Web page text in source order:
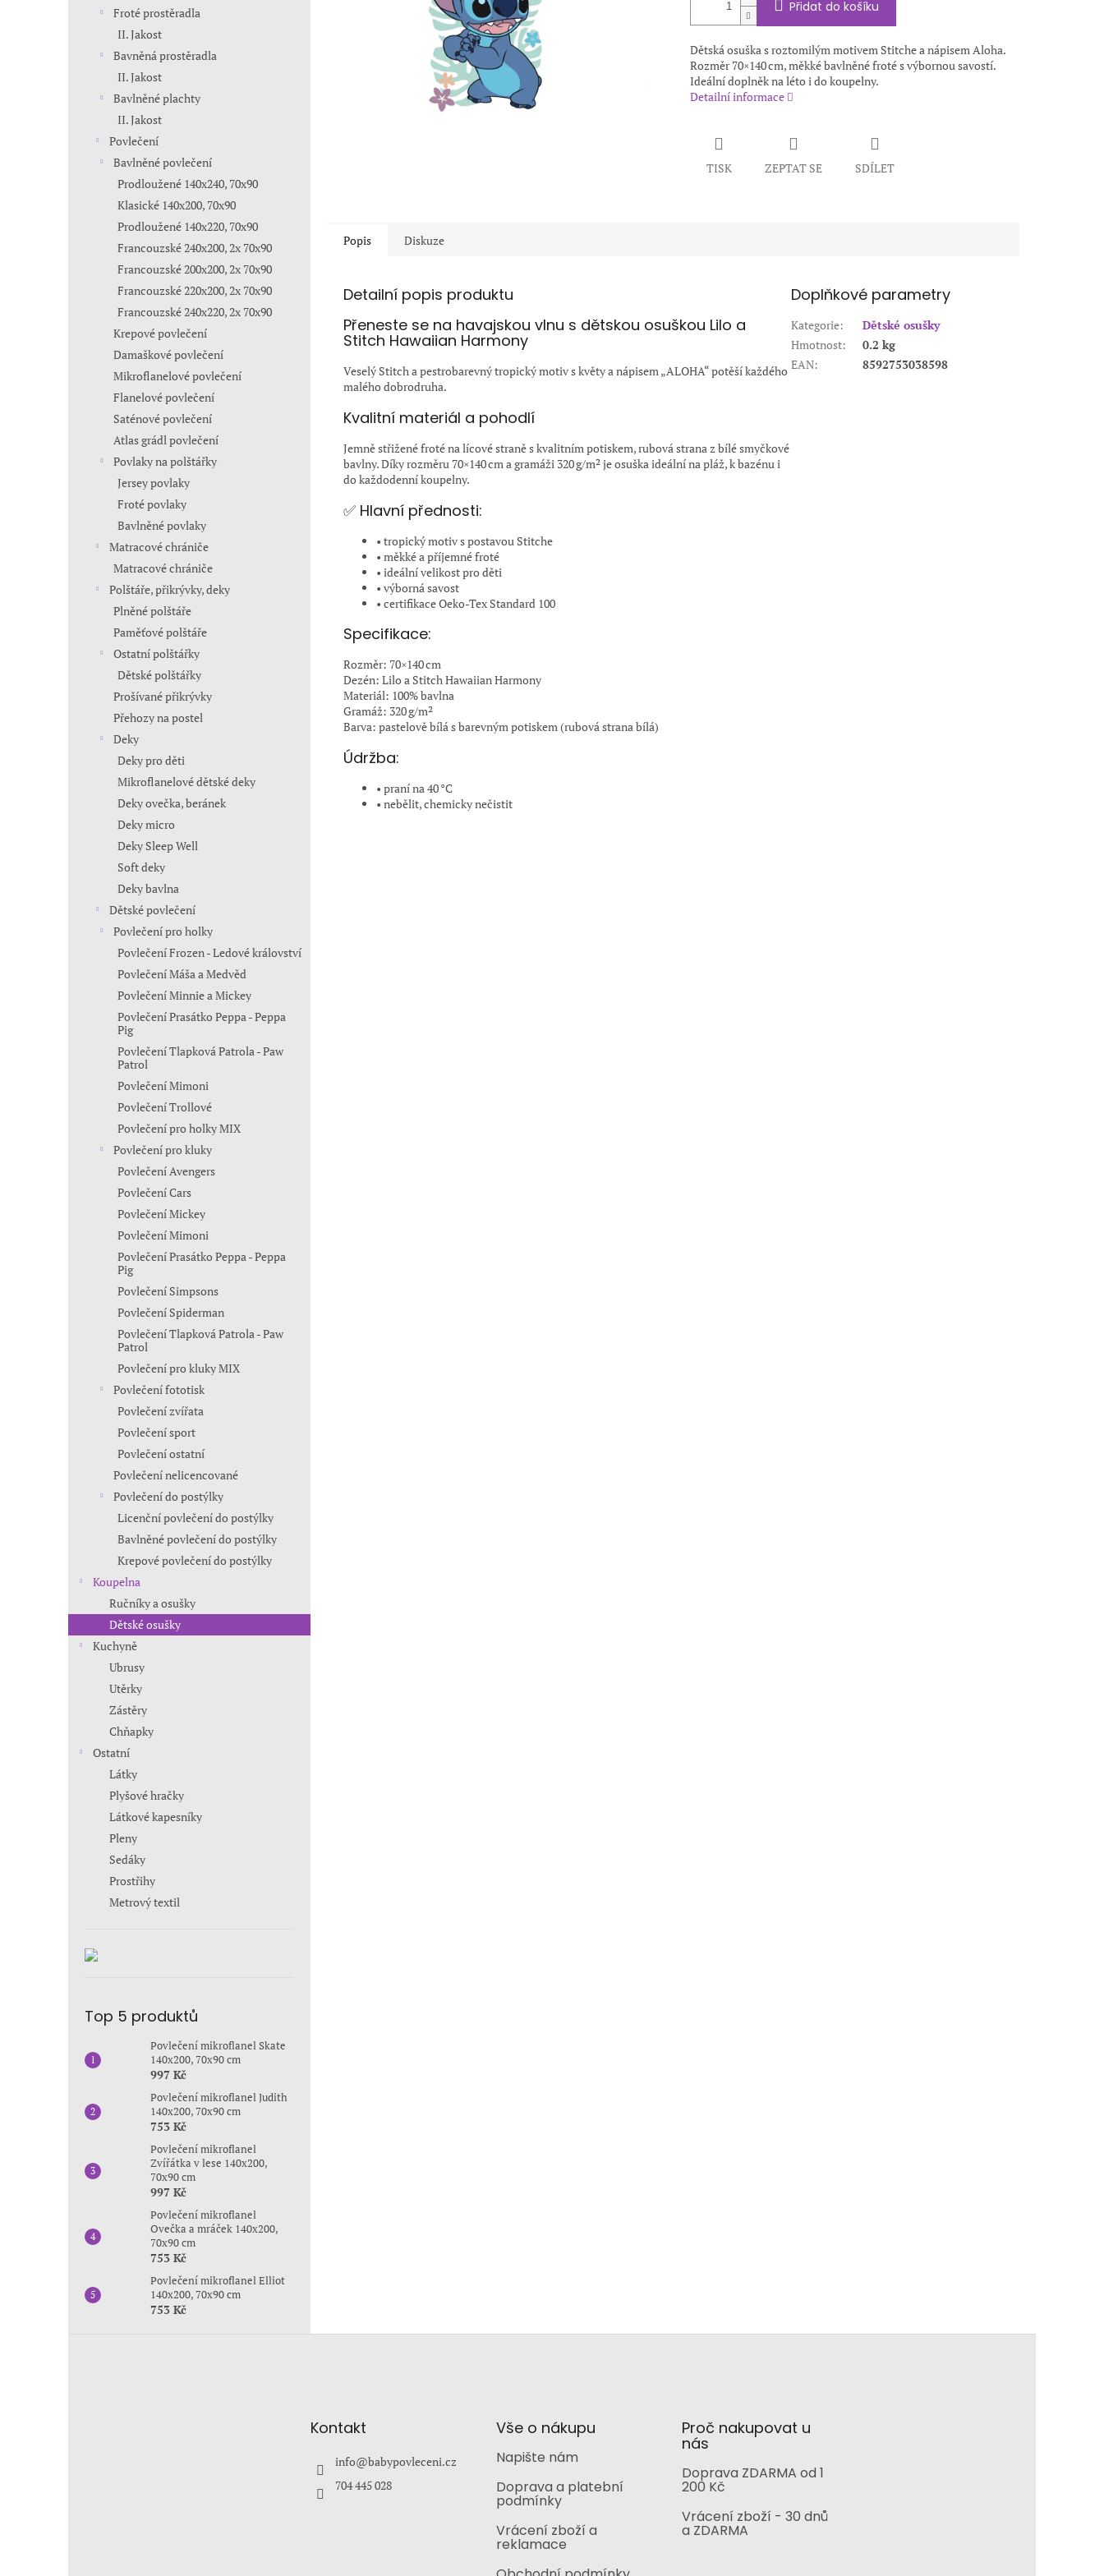
Froté prostěradla
II. Jakost
Bavněná prostěradla
II. Jakost
Bavlněné plachty
II. Jakost
Povlečení
Bavlněné povlečení
Prodloužené 140x240, 70x90
Klasické 140x200, 70x90
Prodloužené 140x220, 70x90
Francouzské 240x200, 2x 70x90
Francouzské 200x200, 2x 70x90
Francouzské 220x200, 2x 70x90
Francouzské 240x220, 2x 70x90
Krepové povlečení
Damaškové povlečení
Mikroflanelové povlečení
Flanelové povlečení
Saténové povlečení
Atlas grádl povlečení
Povlaky na polštářky
Jersey povlaky
Froté povlaky
Bavlněné povlaky
Matracové chrániče
Matracové chrániče
Polštáře, přikrývky, deky
Plněné polštáře
Paměťové polštáře
Ostatní polštářky
Dětské polštářky
Prošívané přikrývky
Přehozy na postel
Deky
Deky pro děti
Mikroflanelové dětské deky
Deky ovečka, beránek
Deky micro
Deky Sleep Well
Soft deky
Deky bavlna
Dětské povlečení
Povlečení pro holky
Povlečení Frozen - Ledové království
Povlečení Máša a Medvěd
Povlečení Minnie a Mickey
Povlečení Prasátko Peppa - Peppa
Pig
Povlečení Tlapková Patrola - Paw
Patrol
Povlečení Mimoni
Povlečení Trollové
Povlečení pro holky MIX
Povlečení pro kluky
Povlečení Avengers
Povlečení Cars
Povlečení Mickey
Povlečení Mimoni
Povlečení Prasátko Peppa - Peppa
Pig
Povlečení Simpsons
Povlečení Spiderman
Povlečení Tlapková Patrola - Paw
Patrol
Povlečení pro kluky MIX
Povlečení fototisk
Povlečení zvířata
Povlečení sport
Povlečení ostatní
Povlečení nelicencované
Povlečení do postýlky
Licenční povlečení do postýlky
Bavlněné povlečení do postýlky
Krepové povlečení do postýlky
Koupelna
Ručníky a osušky
Dětské osušky
Kuchyně
Ubrusy
Utěrky
Zástěry
Chňapky
Ostatní
Látky
Plyšové hračky
Látkové kapesníky
Pleny
Sedáky
Prostřihy
Metrový textil
Top 5 produktů
Povlečení mikroflanel Skate
140x200, 70x90 cm
997 Kč
Povlečení mikroflanel Judith
140x200, 70x90 cm
753 Kč
Povlečení mikroflanel
Zvířátka v lese 140x200,
70x90 cm
997 Kč
Povlečení mikroflanel
Ovečka a mráček 140x200,
70x90 cm
753 Kč
Povlečení mikroflanel Elliot
140x200, 70x90 cm
753 Kč
Přidat do košíku
Dětská osuška s roztomilým motivem Stitche a nápisem Aloha.
Rozměr 70×140 cm, měkké bavlněné froté s výbornou savostí.
Ideální doplněk na léto i do koupelny.
Detailní informace
TISK ZEPTAT SE SDÍLET
Popis Diskuze
Detailní popis produktu
Přeneste se na havajskou vlnu s dětskou osuškou Lilo a
Stitch Hawaiian Harmony
Veselý Stitch a pestrobarevný tropický motiv s květy a nápisem „ALOHA“ potěší každého
malého dobrodruha.
Kvalitní materiál a pohodlí
Jemně střižené froté na lícové straně s kvalitním potiskem, rubová strana z bílé smyčkové
bavlny. Díky rozměru 70×140 cm a gramáži 320 g/m² je osuška ideální na pláž, k bazénu i
do každodenní koupelny.
✅ Hlavní přednosti:
• tropický motiv s postavou Stitche
• měkké a příjemné froté
• ideální velikost pro děti
• výborná savost
• certifikace Oeko-Tex Standard 100
Specifikace:
Rozměr: 70×140 cm
Dezén: Lilo a Stitch Hawaiian Harmony
Materiál: 100% bavlna
Gramáž: 320 g/m²
Barva: pastelově bílá s barevným potiskem (rubová strana bílá)
Údržba:
• praní na 40 °C
• nebělit, chemicky nečistit
Doplňkové parametry
Kategorie:
Dětské osušky
Hmotnost:
0.2 kg
EAN: 8592753038598
Kontakt
info@babypovleceni.cz
704 445 028
Vše o nákupu
Napište nám
Doprava a platební
podmínky
Vrácení zboží a
reklamace
Proč nakupovat u
nás
Doprava ZDARMA od 1
200 Kč
Vrácení zboží - 30 dnů
a ZDARMA